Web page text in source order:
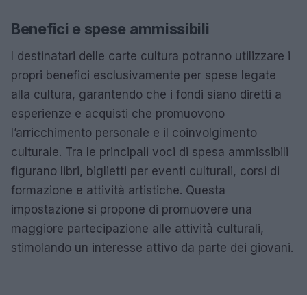
Benefici e spese ammissibili
I destinatari delle carte cultura potranno utilizzare i
propri benefici esclusivamente per spese legate
alla cultura, garantendo che i fondi siano diretti a
esperienze e acquisti che promuovono
l’arricchimento personale e il coinvolgimento
culturale. Tra le principali voci di spesa ammissibili
figurano libri, biglietti per eventi culturali, corsi di
formazione e attività artistiche. Questa
impostazione si propone di promuovere una
maggiore partecipazione alle attività culturali,
stimolando un interesse attivo da parte dei giovani.